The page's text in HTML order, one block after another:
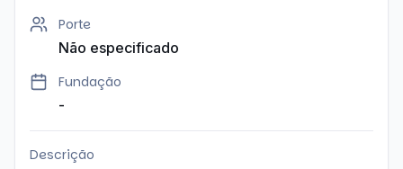
Porte
Não especificado
Fundação
-
Descrição